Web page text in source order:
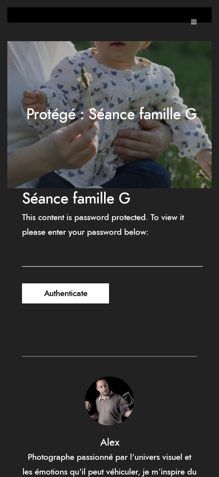
Protégé : Séance famille G
Séance famille G
This content is password protected. To view it
please enter your password below:
Alex
Photographe passionné par l'univers visuel et
les émotions qu'il peut véhiculer, je m’inspire du